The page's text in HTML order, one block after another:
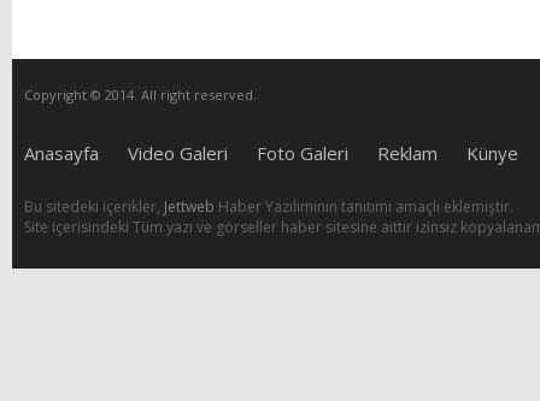
Copyright © 2014. All right reserved.
Anasayfa Video Galeri Foto Galeri Reklam Künye
Bu sitedeki içerikler, Jettweb Haber Yazılımının tanıtımı amaçlı eklemiştir.
Site içerisindeki Tüm yazı ve görseller haber sitesine aittir izinsiz